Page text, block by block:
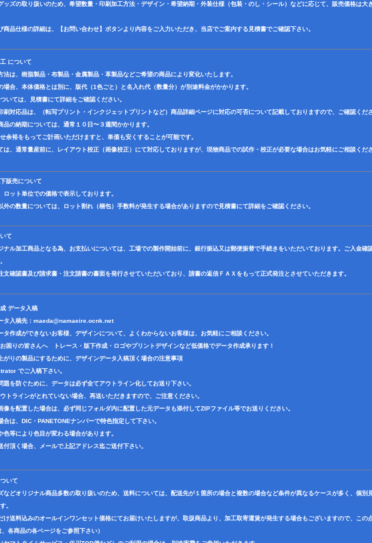
ッズの取り扱いのため、希望数量・印刷加工方法・デザイン・希望納期・外装仕様（包装・のし・シール）などに応じて、販売価格は大
商品仕様の詳細は、【お問い合わせ】ボタンより内容をご入力いただき、当店でご案内する見積書でご確認下さい。
について
法は、樹脂製品・布製品・金属製品・革製品などご希望の商品により変化いたします。
場合、本体価格とは別に、版代（1色ごと）と名入れ代（数量分）が別途料金がかかります。
いては、見積書にて詳細をご確認ください。
刷対応品は、（転写プリント・インクジェットプリントなど）商品詳細ページに対応の可否について記載しておりますので、ご確認くださ
品の納期については、通常１０日〜３週間かかります。
余裕をもってご計画いただけますと、単価も安くすることが可能です。
は、通常量産前に、レイアウト校正（画像校正）にて対応しておりますが、現物商品での試作・校正が必要な場合はお気軽にご相談くださ
販売について
ロット単位での価格で表示しております。
外の数量については、ロット割れ（梱包）手数料が発生する場合がありますので見積書にて詳細をご確認ください。
て
ナル加工商品となる為、お支払いについては、工場での製作開始前に、銀行振込又は郵便振替で手続きをいただいております。ご入金確
文確認書及び請求書・注文請書の書面を発行させていただいており、請書の返信ＦＡＸをもって正式発注とさせていただきます。
データ入稿
タ入稿先： maeda@namaeire.ocnk.net
タ作成ができないお客様、デザインについて、よくわからないお客様は、お気軽にご相談ください。
困りの皆さんへ トレース・版下作成・ロゴやプリントデザインなど低価格でデータ作成承ります！
がりの製品にするために、デザインデータ入稿頂く場合の注意事項
でご入稿下さい。
題を防ぐために、データは必ず全てアウトライン化してお送り下さい。
トラインがとれていない場合、再送いただきますので、ご注意ください。
像を配置した場合は、必ず同じフォルダ内に配置した元データも添付してZIPファイル等でお送りください。
合は、DIC・PANETONEナンバーで特色指定して下さい。
色等により色目が変わる場合があります。
付頂く場合、メールで上記アドレス迄ご送付下さい。
いて
などオリジナル商品多数の取り扱いのため、送料については、配送先が１箇所の場合と複数の場合など条件が異なるケースが多く、個別
。
け送料込みのオールインワンセット価格にてお届けいたしますが、取扱商品より、加工取寄運賃が発生する場合もございますので、この
各商品の各ページをご参照下さい）